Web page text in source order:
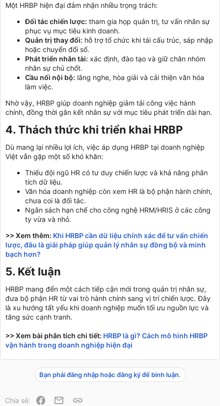
Một HRBP hiện đại đảm nhận nhiều trọng trách:
Đối tác chiến lược: tham gia họp quản trị, tư vấn nhân sự
phục vụ mục tiêu kinh doanh.
Quản trị thay đổi: hỗ trợ tổ chức khi tái cấu trúc, sáp nhập
hoặc chuyển đổi số.
Phát triển nhân tài: xác định, đào tạo và giữ chân nhóm
nhân sự chủ chốt.
Cầu nối nội bộ: lắng nghe, hòa giải và cải thiện văn hóa
làm việc.
Nhờ vậy, HRBP giúp doanh nghiệp giảm tải công việc hành
chính, đồng thời gắn kết nhân sự với mục tiêu phát triển dài hạn.
4. Thách thức khi triển khai HRBP​
Dù mang lại nhiều lợi ích, việc áp dụng HRBP tại doanh nghiệp
Việt vẫn gặp một số khó khăn:
Thiếu đội ngũ HR có tư duy chiến lược và khả năng phân
tích dữ liệu.
Văn hóa doanh nghiệp còn xem HR là bộ phận hành chính,
chưa coi là đối tác.
Ngân sách hạn chế cho công nghệ HRM/HRIS ở các công
ty vừa và nhỏ.
>> Xem thêm: Khi HRBP cần dữ liệu chính xác để tư vấn chiến
lược, đâu là giải pháp giúp quản lý nhân sự đồng bộ và minh
bạch hơn?
5. Kết luận​
HRBP mang đến một cách tiếp cận mới trong quản trị nhân sự,
đưa bộ phận HR từ vai trò hành chính sang vị trí chiến lược. Đây
là xu hướng tất yếu khi doanh nghiệp muốn tối ưu nguồn lực và
tăng sức cạnh tranh.
>> Xem bài phân tích chi tiết: HRBP là gì? Cách mô hình HRBP
vận hành trong doanh nghiệp hiện đại
Bạn phải đăng nhập hoặc đăng ký để bình luận.
Chia sẻ: Facebook
Email